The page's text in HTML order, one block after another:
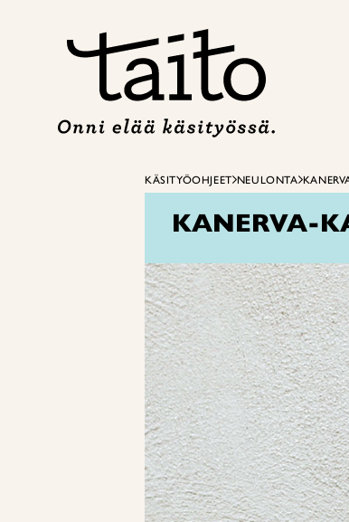
KÄSITYÖOHJEET NEULONTA
KANERVA-